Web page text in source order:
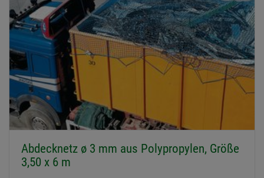
Abdecknetz ø 3 mm aus Polypropylen, Größe
3,50 x 6 m